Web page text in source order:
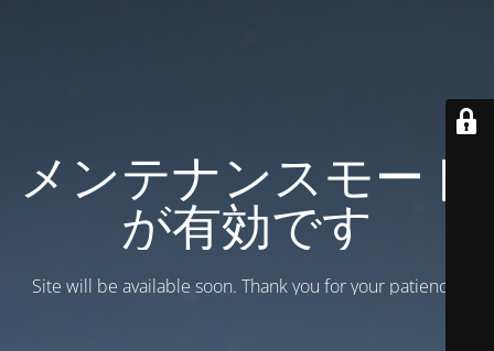
メンテナンスモード
が有効です
Site will be available soon. Thank you for your patience!